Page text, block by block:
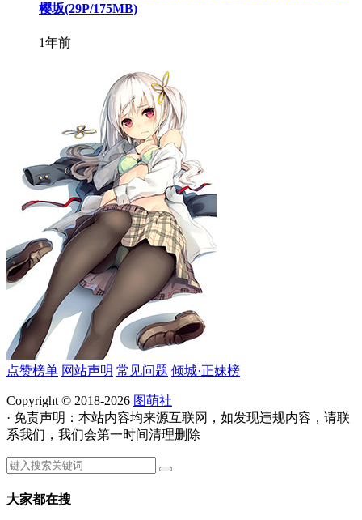
樱坂(29P/175MB)
1年前
点赞榜单 网站声明 常见问题 倾城·正妹榜
Copyright © 2018-2026 图萌社
· 免责声明：本站内容均来源互联网，如发现违规内容，请联
系我们，我们会第一时间清理删除
大家都在搜